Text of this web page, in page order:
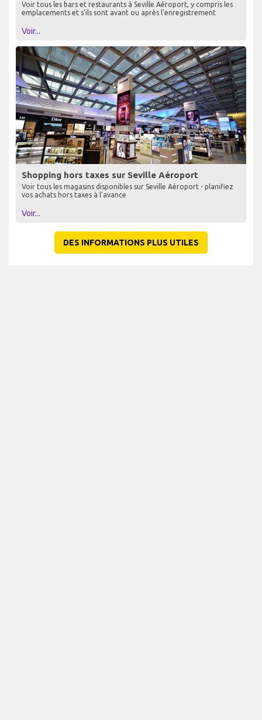
Voir tous les bars et restaurants à Seville Aéroport, y compris les
emplacements et s'ils sont avant ou après l'enregistrement
Voir...
Shopping hors taxes sur Seville Aéroport
Voir tous les magasins disponibles sur Seville Aéroport - planifiez
vos achats hors taxes à l'avance
Voir...
DES INFORMATIONS PLUS UTILES